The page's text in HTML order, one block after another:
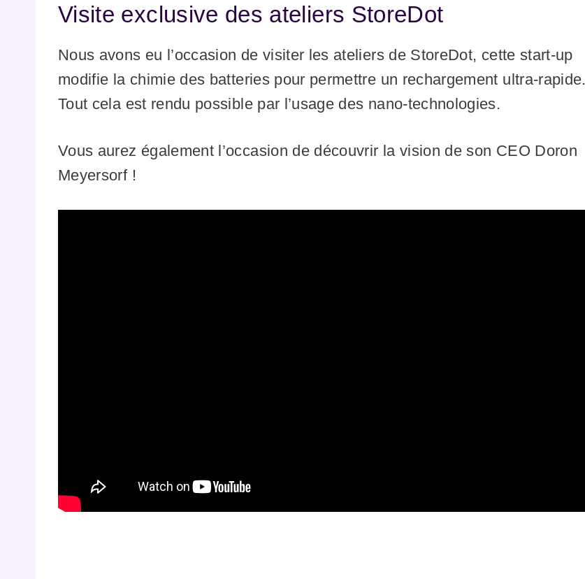
Visite exclusive des ateliers StoreDot
Nous avons eu l’occasion de visiter les ateliers de StoreDot, cette start-up
modifie la chimie des batteries pour permettre un rechargement ultra-rapide.
Tout cela est rendu possible par l’usage des nano-technologies.
Vous aurez également l’occasion de découvrir la vision de son CEO Doron
Meyersorf !